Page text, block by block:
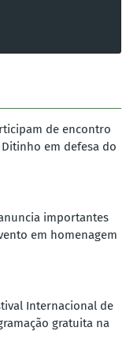
de encontro
em defesa do
importantes
em homenagem
Internacional de
gratuita na